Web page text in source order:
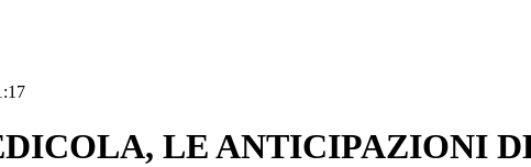
LE ANTICIPAZIONI